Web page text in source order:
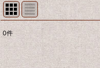
表示数 :
0件